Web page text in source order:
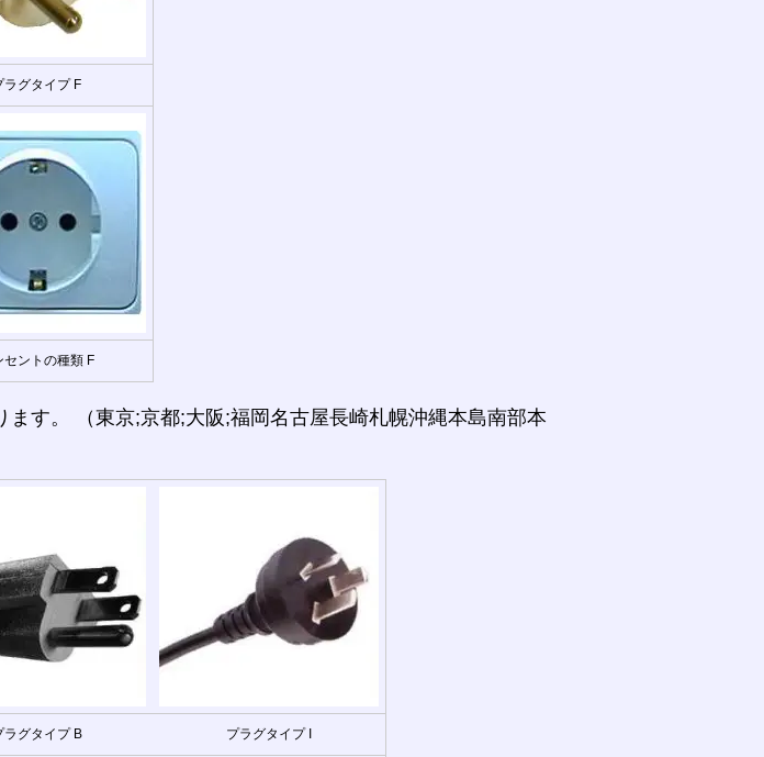
ラグタイプ F
セントの種類 F
ます。 （東京;京都;大阪;福岡名古屋長崎札幌沖縄本島南部本
ラグタイプ B プラグタイプ I